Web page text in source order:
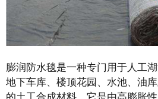
膨润防水毯是一种专门用于人工
地下车库、楼顶花园、水池、油